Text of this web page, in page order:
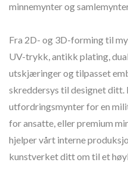
minnemynter og
Fra 2D- og 3D-forming til
UV-trykk, antikk plating,
utskjæringer og tilpasset
skreddersys til designet ditt.
utfordringsmynter for en
for ansatte, eller premium
hjelper vårt interne
kunstverket ditt om til et